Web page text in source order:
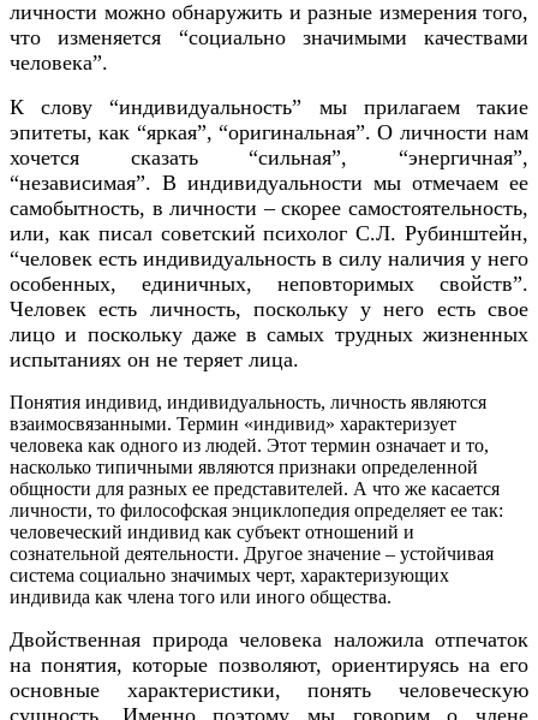
личности можно обнаружить и разные измерения того,
что изменяется “социально значимыми качествами
человека”.
К слову “индивидуальность” мы прилагаем такие
эпитеты, как “яркая”, “оригинальная”. О личности нам
хочется сказать “сильная”, “энергичная”,
“независимая”. В индивидуальности мы отмечаем ее
самобытность, в личности – скорее самостоятельность,
или, как писал советский психолог С.Л. Рубинштейн,
“человек есть индивидуальность в силу наличия у него
особенных, единичных, неповторимых свойств”.
Человек есть личность, поскольку у него есть свое
лицо и поскольку даже в самых трудных жизненных
испытаниях он не теряет лица.
Понятия индивид, индивидуальность, личность являются
взаимосвязанными. Термин «индивид» характеризует
человека как одного из людей. Этот термин означает и то,
насколько типичными являются признаки определенной
общности для разных ее представителей. А что же касается
личности, то философская энциклопедия определяет ее так:
человеческий индивид как субъект отношений и
сознательной деятельности. Другое значение – устойчивая
система социально значимых черт, характеризующих
индивида как члена того или иного общества.
Двойственная природа человека наложила отпечаток
на понятия, которые позволяют, ориентируясь на его
основные характеристики, понять человеческую
сущность. Именно поэтому мы говорим о члене